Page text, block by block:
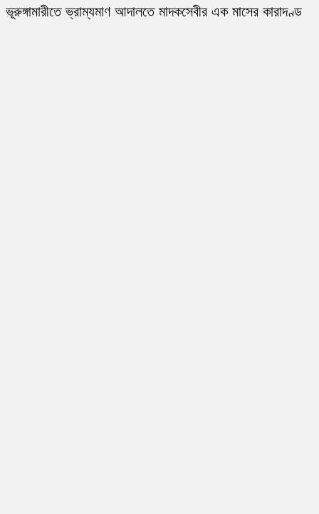
ভূরুঙ্গামারীতে ভ্রাম্যমাণ আদালতে মাদকসেবীর এক মাসের কারাদণ্ড